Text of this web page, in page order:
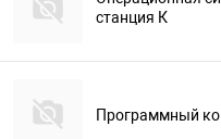
станция К
Программный